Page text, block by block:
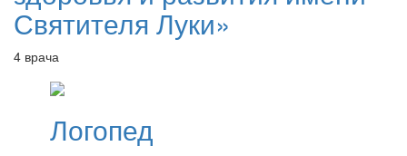
Святителя Луки»
4 врача
Логопед